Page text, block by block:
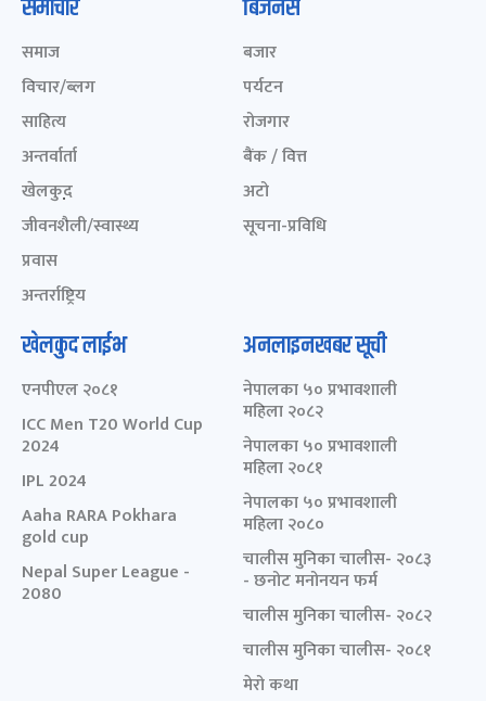
समाचार
समाज
विचार/ब्लग
साहित्य
अन्तर्वार्ता
खेलकुद़़
जीवनशैली/स्वास्थ्य
प्रवास
अन्तर्राष्ट्रिय
बिजनेस
बजार
पर्यटन
रोजगार
बैंक / वित्त
अटो
सूचना-प्रविधि
खेलकुद लाईभ
एनपीएल २०८१
ICC Men T20 World Cup
2024
IPL 2024
Aaha RARA Pokhara
gold cup
Nepal Super League -
2080
अनलाइनखबर सूची
नेपालका ५० प्रभावशाली
महिला २०८२
नेपालका ५० प्रभावशाली
महिला २०८१
नेपालका ५० प्रभावशाली
महिला २०८०
चालीस मुनिका चालीस- २०८३
- छनोट मनोनयन फर्म
चालीस मुनिका चालीस- २०८२
चालीस मुनिका चालीस- २०८१
मेरो कथा